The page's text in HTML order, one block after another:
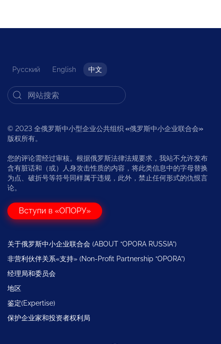
Русский English 中文
© 2023 全俄罗斯中小型企业公共组织 «俄罗斯中小企业联合会»
版权所有。
您的评论需经过审核。根据俄罗斯法律法规要求，我站不允许发布
含有脏话和（或）人身攻击性质的内容，将此类信息中的字母替换
为点、破折号等符号同样属于违规，此外，禁止任何形式的仇恨言
论。
Вступи в «ОПОРУ»
关于俄罗斯中小企业联合会 (ABOUT “OPORA RUSSIA”)
非营利伙伴关系«支持» (Non-Profit Partnership “OPORA”)
经理局和委员会
地区
鉴定(Expertise)
保护企业家和投资者权利局